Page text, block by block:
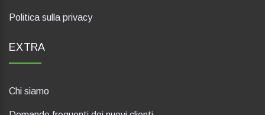
Politica sulla privacy
EXTRA
Chi siamo